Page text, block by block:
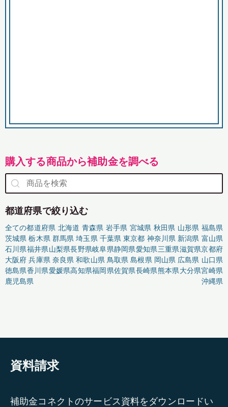
購入する商品から補助金を調べる
都道府県で絞り込む
全ての都道府県 北海道 青森県 岩手県 宮城県 秋田県 山形県 福島県
茨城県 栃木県 群馬県 埼玉県 千葉県 東京都 神奈川県 新潟県 富山県
石川県福井県山梨県長野県岐阜県静岡県愛知県三重県滋賀県京都府
大阪府 兵庫県 奈良県 和歌山県 鳥取県 島根県 岡山県 広島県 山口県
徳島県香川県愛媛県高知県福岡県佐賀県長崎県熊本県大分県宮崎県
鹿児島県
沖縄県
資料請求
補助金コネクトのサービス資料をダウンロードい